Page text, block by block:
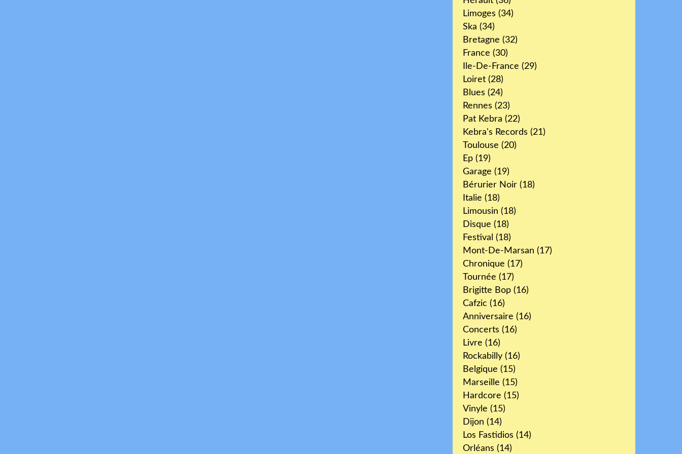
Limoges (34)
Ska (34)
Bretagne (32)
France (30)
Ile-De-France (29)
Loiret (28)
Blues (24)
Rennes (23)
Pat Kebra (22)
Kebra's Records (21)
Toulouse (20)
Ep (19)
Garage (19)
Bérurier Noir (18)
Italie (18)
Limousin (18)
Disque (18)
Festival (18)
Mont-De-Marsan (17)
Chronique (17)
Tournée (17)
Brigitte Bop (16)
Cafzic (16)
Anniversaire (16)
Concerts (16)
Livre (16)
Rockabilly (16)
Belgique (15)
Marseille (15)
Hardcore (15)
Vinyle (15)
Dijon (14)
Los Fastidios (14)
Orléans (14)